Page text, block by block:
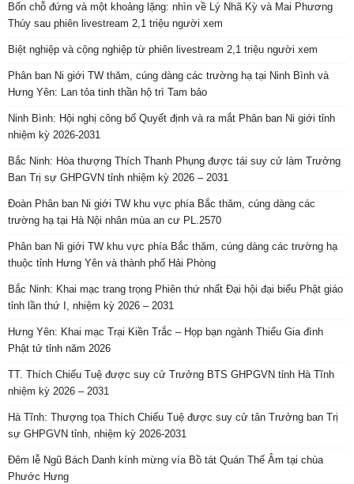
Bốn chỗ đứng và một khoảng lặng: nhìn về Lý Nhã Kỳ và Mai Phương
Thúy sau phiên livestream 2,1 triệu người xem
Biệt nghiệp và cộng nghiệp từ phiên livestream 2,1 triệu người xem
Phân ban Ni giới TW thăm, cúng dàng các trường hạ tại Ninh Bình và
Hưng Yên: Lan tỏa tinh thần hộ trì Tam bảo
Ninh Bình: Hội nghị công bố Quyết định và ra mắt Phân ban Ni giới tỉnh
nhiệm kỳ 2026-2031
Bắc Ninh: Hòa thượng Thích Thanh Phụng được tái suy cử làm Trưởng
Ban Trị sự GHPGVN tỉnh nhiệm kỳ 2026 – 2031
Đoàn Phân ban Ni giới TW khu vực phía Bắc thăm, cúng dàng các
trường hạ tại Hà Nội nhân mùa an cư PL.2570
Phân ban Ni giới TW khu vực phía Bắc thăm, cúng dàng các trường hạ
thuộc tỉnh Hưng Yên và thành phố Hải Phòng
Bắc Ninh: Khai mạc trang trọng Phiên thứ nhất Đại hội đại biểu Phật giáo
tỉnh lần thứ I, nhiệm kỳ 2026 – 2031
Hưng Yên: Khai mạc Trại Kiền Trắc – Họp bạn ngành Thiếu Gia đình
Phật tử tỉnh năm 2026
TT. Thích Chiếu Tuệ được suy cử Trưởng BTS GHPGVN tỉnh Hà Tĩnh
nhiệm kỳ 2026 – 2031
Hà Tĩnh: Thượng tọa Thích Chiếu Tuệ được suy cử tân Trưởng ban Trị
sự GHPGVN tỉnh, nhiệm kỳ 2026-2031
Đêm lễ Ngũ Bách Danh kính mừng vía Bồ tát Quán Thế Âm tại chùa
Phước Hưng